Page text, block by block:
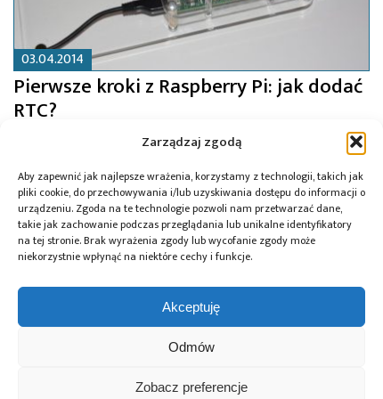
Zarządzaj zgodą
Aby zapewnić jak najlepsze wrażenia, korzystamy z technologii, takich jak
pliki cookie, do przechowywania i/lub uzyskiwania dostępu do informacji o
urządzeniu. Zgoda na te technologie pozwoli nam przetwarzać dane,
takie jak zachowanie podczas przeglądania lub unikalne identyfikatory
na tej stronie. Brak wyrażenia zgody lub wycofanie zgody może
niekorzystnie wpłynąć na niektóre cechy i funkcje.
Akceptuję
Odmów
Zobacz preferencje
03.04.2014
Pierwsze kroki z Raspberry Pi: jak dodać
RTC?